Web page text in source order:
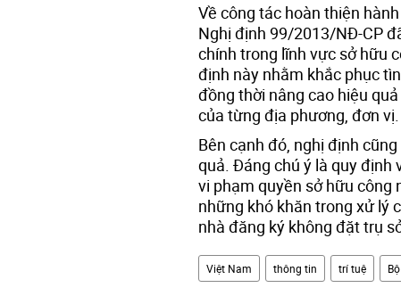
Về công tác hoàn thiện
Nghị định 99/2013/NĐ-CP
chính trong lĩnh vực sở hữu
định này nhằm khắc phục
đồng thời nâng cao hiệu
của từng địa phương, đơn vị.
Bên cạnh đó, nghị định
quả. Đáng chú ý là quy định
vi phạm quyền sở hữu công
những khó khăn trong xử lý
nhà đăng ký không đặt trụ
Việt Nam thông tin trí tuệ